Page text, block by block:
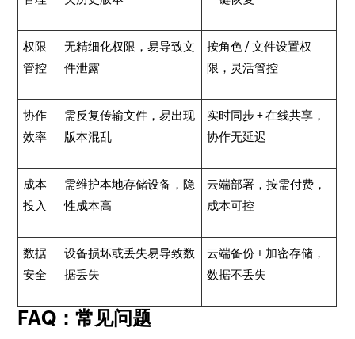
权限
管控
无精细化权限，易导致文
件泄露
按角色 / 文件设置权
限，灵活管控
协作
效率
需反复传输文件，易出现
版本混乱
实时同步 + 在线共享，
协作无延迟
成本
投入
需维护本地存储设备，隐
性成本高
云端部署，按需付费，
成本可控
数据
安全
设备损坏或丢失易导致数
据丢失
云端备份 + 加密存储，
数据不丢失
FAQ：常见问题